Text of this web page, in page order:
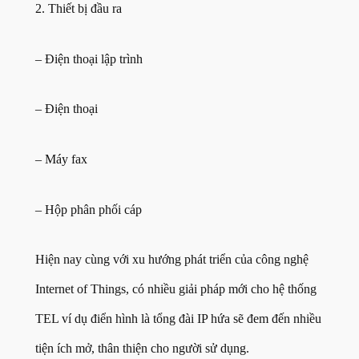
2. Thiết bị đầu ra
– Điện thoại lập trình
– Điện thoại
– Máy fax
– Hộp phân phối cáp
Hiện nay cùng với xu hướng phát triển của công nghệ
Internet of Things‎, có nhiều giải pháp mới cho hệ thống
TEL ví dụ điển hình là tổng đài IP hứa sẽ đem đến nhiều
tiện ích mở, thân thiện cho người sử dụng.